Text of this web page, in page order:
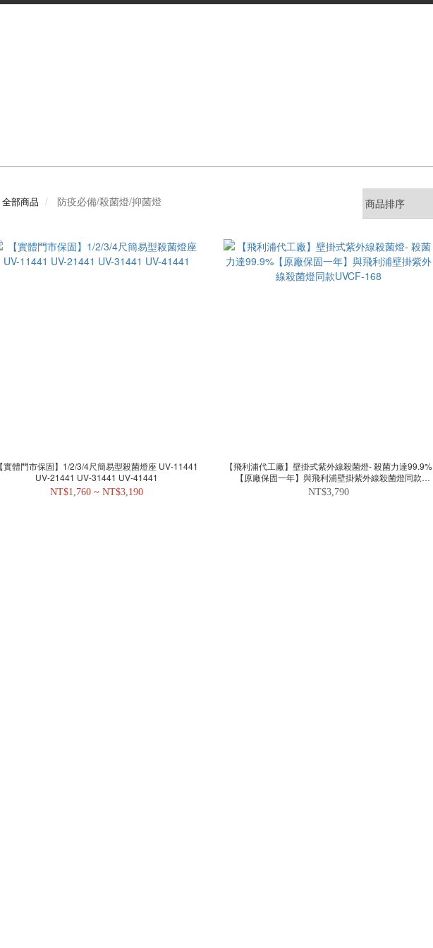
全部商品 防疫必備/殺菌燈/抑菌燈
【實體門市保固】1/2/3/4尺簡易型殺菌燈座 UV-11441
UV-21441 UV-31441 UV-41441
NT$1,760 ~ NT$3,190
【飛利浦代工廠】壁掛式紫外線殺菌燈- 殺菌力達99.9%
【原廠保固一年】與飛利浦壁掛紫外線殺菌燈同款
UVCF-168
NT$3,790